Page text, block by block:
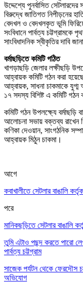
উদ্দেশ্যে পুনর্বাসিত
বিরুদ্ধে জাতিগত নিপীড়নের
বেদখল ও বেদখলকৃত ভূমি
সংবিধানে পার্বত্য
সাংবিধাদনিক স্বীকৃতির দাবি
বর্মাছড়িতে কমিটি গঠিত
খাগড়াছড়ি জেলার লক্ষীছড়ি
আহ্বায়ক কমিটি গঠন করা
আহ্বায়ক, সাধনা চাকমাকে যুগ্ম
১৭ সদস্য বিশিষ্ট এ কমিটি গঠন
কমিটি গঠন উপলক্ষ্যে
আলোচনা সভায় বক্তব্য রাখেন
কণিকা দেওয়ান, সাংগঠনিক
আহ্বায়ক মিঠুন চাকমা।
আগে
কবাখালীতে সেটলার বাঙালি
পরে
মানিকছড়িতে সেটলার বাঙালি
তুমি এটাও পছন্দ করতে পারো
পার্বত্য চট্টগ্রাম
সাজেক পর্যটন থেকে ফেরদৌস
অভিযোগ